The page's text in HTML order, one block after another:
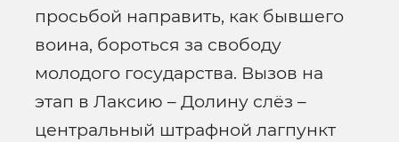
просьбой направить, как бывшего
воина, бороться за свободу
молодого государства. Вызов на
этап в Лаксию – Долину слёз –
центральный штрафной лагпункт